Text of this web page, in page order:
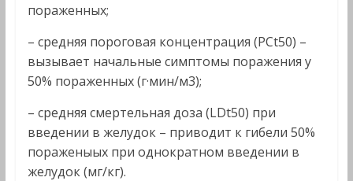
пораженных;
– средняя пороговая концентрация (PCt50) –
вызывает начальные симптомы поражения у
50% пораженных (г·мин/м3);
– средняя смертельная доза (LDt50) при
введении в желудок – приводит к гибели 50%
пораженыых при однократном введении в
желудок (мг/кг).